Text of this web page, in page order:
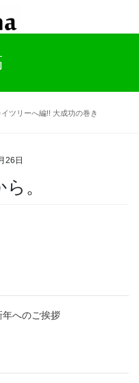
ツリーへ編!! 大成功の巻き
26日
。
へのご挨拶